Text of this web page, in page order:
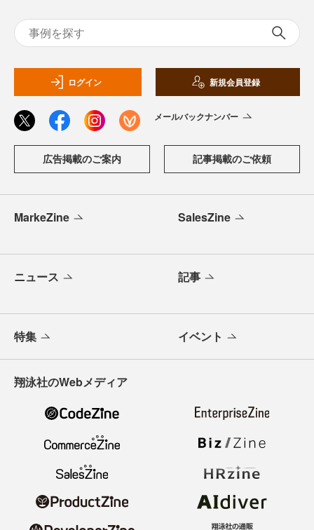
ログイン 新規会員登録
メールバックナンバー
広告掲載のご案内 記事掲載のご依頼
MarkeZine SalesZine
ニュース 記事
特集 イベント
翔泳社のWebメディア